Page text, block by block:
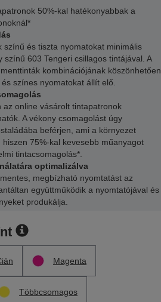
50%-kal hatékonyabbak a
színű és tiszta nyomatokat minimális
603 Tengeri csillagos tintájával. A
kombinációjának köszönhetően
színes nyomatokat állít elő.
az online vásárolt tintapatronok
A vékony csomagolást úgy
beférjen, ami a környezet
75%-kal kevesebb műanyagot
tintacsomagolás*.
optimalizálva
megbízható nyomtatást az
együttműködik a nyomtatójával és
produkálja.
Magenta
Többcsomagos